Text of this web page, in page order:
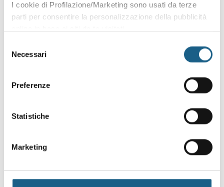
I cookie di Profilazione/Marketing sono usati da terze
parti per consentire la personalizzazione della pubblicità
qualsiasi momento. Consulta anche la nostra Privacy
delNecessari
Preferenze
Statistiche
Marketing
attive.
RAGIONE SOCIALE
PIVA / CODICE FISCALE